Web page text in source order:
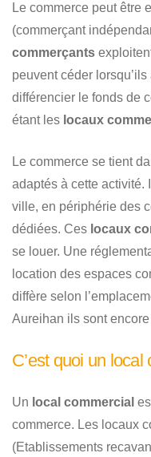
Le commerce peut être
(commerçant
commerçants
peuvent céder
différencier le fonds de
étant les locaux
Le commerce se tient
adaptés à cette activité.
ville, en périphérie des
dédiées. Ces locaux
se louer. Une
location des espaces
diffère selon
Aureihan ils sont
C’est quoi un
Un local commercial
commerce. Les locaux
(Etablissements